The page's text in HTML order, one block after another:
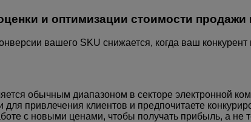
и оптимизации стоимости
вашего SKU снижается, когда ваш
обычным диапазоном в секторе электронной
привлечения клиентов и предпочитаете
с новыми ценами, чтобы получать прибыль, а не